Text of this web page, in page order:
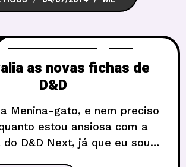
as novas fichas de
D&D
Menina-gato, e nem preciso
estou ansiosa com a
do D&D Next, já que eu sou